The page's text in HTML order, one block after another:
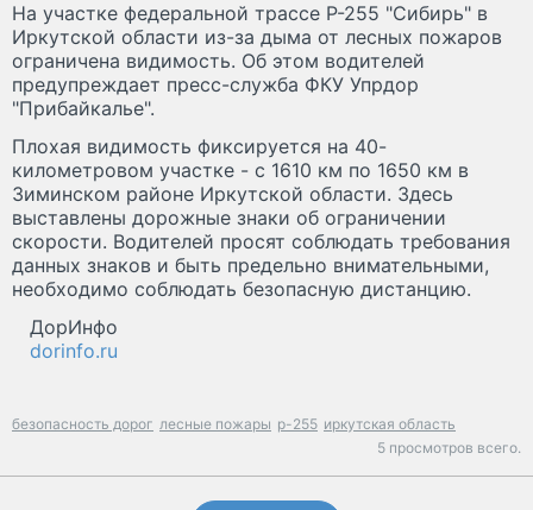
На участке федеральной трассе Р-255 "Сибирь" в
Иркутской области из-за дыма от лесных пожаров
ограничена видимость. Об этом водителей
предупреждает пресс-служба ФКУ Упрдор
"Прибайкалье".
Плохая видимость фиксируется на 40-
километровом участке - с 1610 км по 1650 км в
Зиминском районе Иркутской области. Здесь
выставлены дорожные знаки об ограничении
скорости. Водителей просят соблюдать требования
данных знаков и быть предельно внимательными,
необходимо соблюдать безопасную дистанцию.
ДорИнфо
dorinfo.ru
безопасность дорог лесные пожары р-255 иркутская область
5 просмотров всего.